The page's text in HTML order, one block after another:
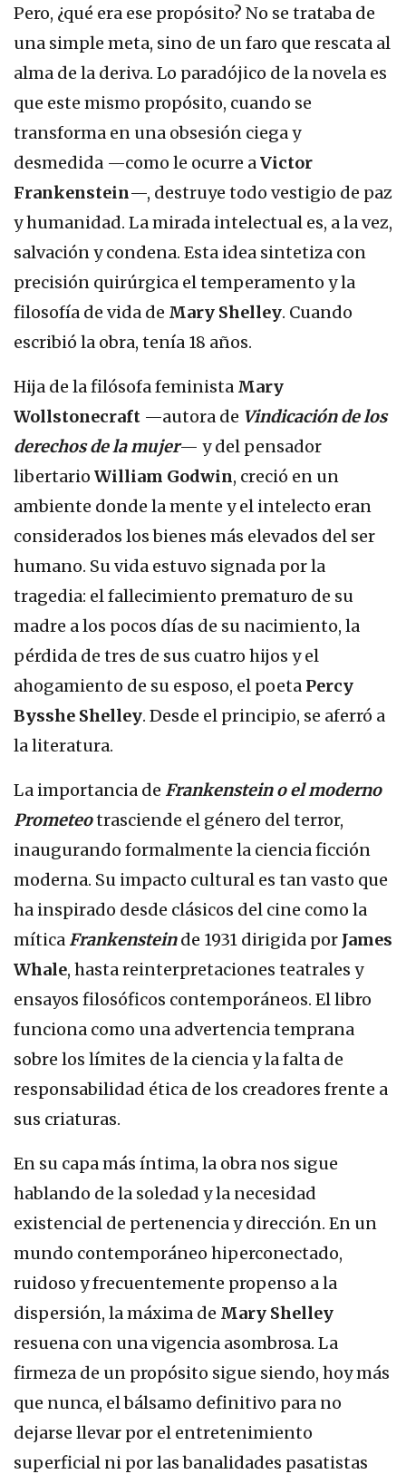
Pero, ¿qué era ese propósito? No se trataba de
una simple meta, sino de un faro que rescata al
alma de la deriva. Lo paradójico de la novela es
que este mismo propósito, cuando se
transforma en una obsesión ciega y
desmedida —como le ocurre aVictor
Frankenstein—, destruye todo vestigio de paz
y humanidad. La mirada intelectual es, a la vez,
salvación y condena. Esta idea sintetiza con
precisión quirúrgica el temperamento y la
filosofía de vida de Mary Shelley. Cuando
escribió la obra, tenía 18 años.
Hija de la filósofa feminista Mary
Wollstonecraft —autora de Vindicación de los
derechos de la mujer— y del pensador
libertario William Godwin, creció en un
ambiente donde la mente y el intelecto eran
considerados los bienes más elevados del ser
humano. Su vida estuvo signada por la
tragedia: el fallecimiento prematuro de su
madre a los pocos días de su nacimiento, la
pérdida de tres de sus cuatro hijos y el
ahogamiento de su esposo, el poeta Percy
Bysshe Shelley. Desde el principio, se aferró a
la literatura.
La importancia de Frankenstein o el moderno
Prometeotrasciende el género del terror,
inaugurando formalmente la ciencia ficción
moderna. Su impacto cultural es tan vasto que
ha inspirado desde clásicos del cine como la
mítica Frankensteinde 1931 dirigida por James
Whale, hasta reinterpretaciones teatrales y
ensayos filosóficos contemporáneos. El libro
funciona como una advertencia temprana
sobre los límites de la ciencia y la falta de
responsabilidad ética de los creadores frente a
sus criaturas.
En su capa más íntima, la obra nos sigue
hablando de la soledad y la necesidad
existencial de pertenencia y dirección. En un
mundo contemporáneo hiperconectado,
ruidoso y frecuentemente propenso a la
dispersión, la máxima de Mary Shelley
resuena con una vigencia asombrosa. La
firmeza de un propósito sigue siendo, hoy más
que nunca, el bálsamo definitivo para no
dejarse llevar por el entretenimiento
superficial ni por las banalidades pasatistas